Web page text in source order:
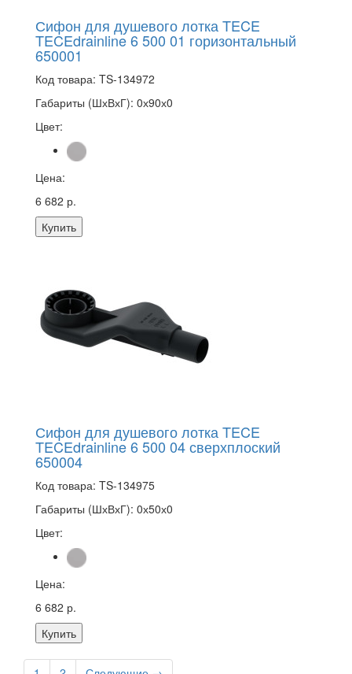
Сифон для душевого лотка TECE
TECEdrainline 6 500 01 горизонтальный
650001
Код товара: TS-134972
Габариты (ШхВхГ): 0х90х0
Цвет:
Цена:
6 682 р.
Купить
Сифон для душевого лотка TECE
TECEdrainline 6 500 04 сверхплоский
650004
Код товара: TS-134975
Габариты (ШхВхГ): 0х50х0
Цвет:
Цена:
6 682 р.
Купить